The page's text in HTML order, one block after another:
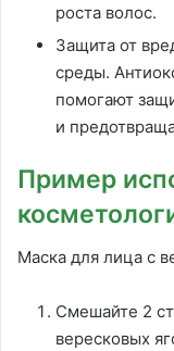
роста волос.
Защита от
среды.
помогают
и
Пример
Маска для лица с
Смешайте 2
вересковых